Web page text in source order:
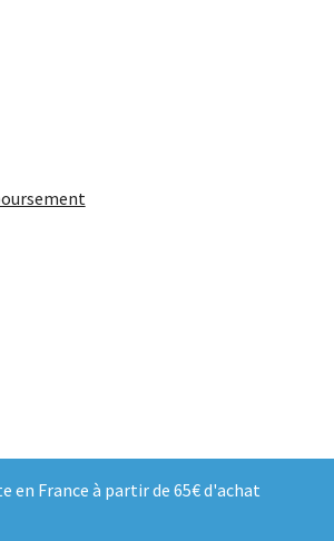
en France à partir de 65€ d'achat